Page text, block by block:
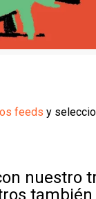
feeds y
nuestro